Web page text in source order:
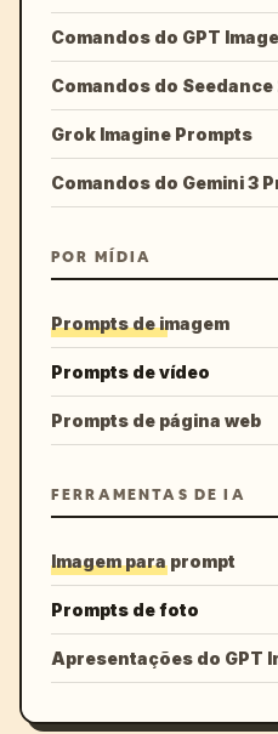
Comandos do GPT
Comandos do Seedance
Grok Imagine Prompts
Comandos do Gemini 3
POR MÍDIA
Prompts de imagem
Prompts de vídeo
Prompts de página web
FERRAMENTAS DE IA
Imagem para prompt
Prompts de foto
Apresentações do GPT